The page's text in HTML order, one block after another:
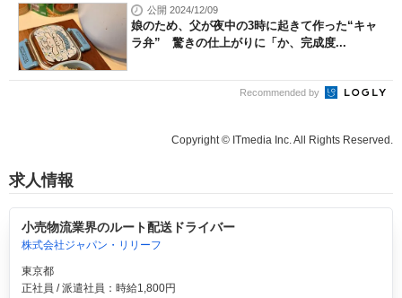
公開 2024/12/09
娘のため、父が夜中の3時に起きて作った“キャ
ラ弁” 驚きの仕上がりに「か、完成度...
Recommended by
Copyright © ITmedia Inc. All Rights Reserved.
求人情報
小売物流業界のルート配送ドライバー
株式会社ジャパン・リリーフ
東京都
正社員 / 派遣社員：時給1,800円